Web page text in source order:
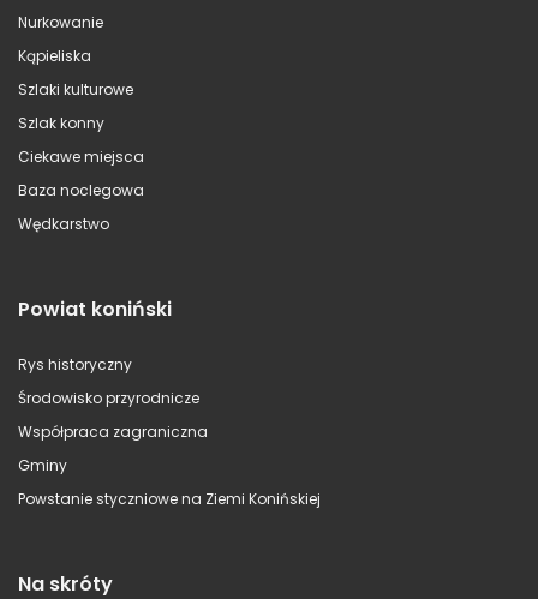
Nurkowanie
Kąpieliska
Szlaki kulturowe
Szlak konny
Ciekawe miejsca
Baza noclegowa
Wędkarstwo
Powiat koniński
Rys historyczny
Środowisko przyrodnicze
Współpraca zagraniczna
Gminy
Powstanie styczniowe na Ziemi Konińskiej
Na skróty